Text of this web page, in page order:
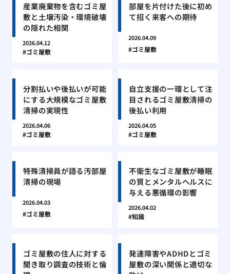
産業廃棄物を含むゴミ屋
敷と土壌汚染・環境破壊
の隠れた相関
2026.04.12
ゴミ屋敷
部屋を片付けた後に初め
て招く来客への期待
2026.04.09
ゴミ屋敷
分割払いや後払いが可能
にする大規模なゴミ屋敷
清掃の実現性
2026.04.06
ゴミ屋敷
自立支援の一環として注
目されるゴミ屋敷清掃の
後払い利用
2026.04.05
ゴミ屋敷
特殊清掃員が語る汚部屋
清掃の現場
2026.04.03
ゴミ屋敷
不衛生なゴミ屋敷が睡眠
の質とメンタルヘルスに
与える悪循環の影響
2026.04.02
知識
ゴミ屋敷の住人に対する
聞き取り調査の技術と倫
発達障害やADHDとゴミ
屋敷の深い関係と適切な